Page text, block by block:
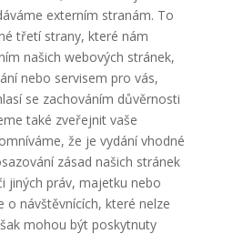
externím stranám. To
třetí strany, které nám
našich webových stránek,
nebo servisem pro vás,
se zachováním důvěrnosti
také zveřejnit vaše
že je vydání vhodné
zásad našich stránek
jiných práv, majetku nebo
o návštěvnících, které nelze
mohou být poskytnuty